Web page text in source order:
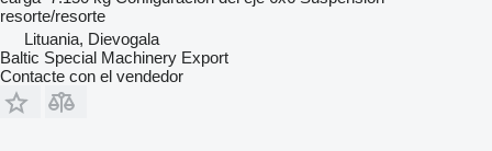
resorte/resorte
Lituania, Dievogala
Baltic Special Machinery Export
Contacte con el vendedor